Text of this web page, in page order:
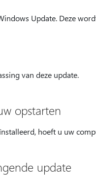
Update. Deze
van deze update.
opstarten
hoeft u uw
update